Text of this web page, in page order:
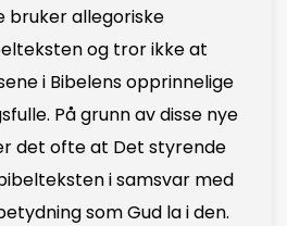
bruker allegoriske
og tror ikke at
i Bibelens opprinnelige
På grunn av disse nye
det ofte at Det styrende
i samsvar med
som Gud la i den.